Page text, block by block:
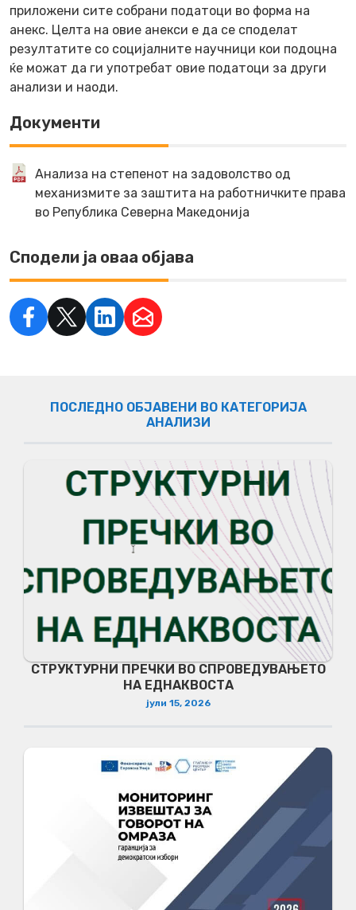
приложени сите собрани податоци во форма на
анекс. Целта на овие анекси е да се споделат
резултатите со социјалните научници кои подоцна
ќе можат да ги употребат овие податоци за други
анализи и наоди.
Документи
Анализа на степенот на задоволство од
механизмите за заштита на работничките права
во Република Северна Македонија
Сподели ја оваа објава
ПОСЛЕДНО ОБЈАВЕНИ ВО КАТЕГОРИЈА
АНАЛИЗИ
СТРУКТУРНИ ПРЕЧКИ ВО СПРОВЕДУВАЊЕТО
НА ЕДНАКВОСТА
јули 15, 2026